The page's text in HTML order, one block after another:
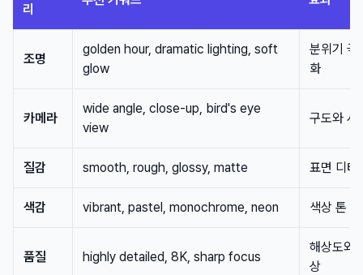
리
조명
golden hour, dramatic lighting, soft
glow
분위기 극
화
카메라
wide angle, close-up, bird's eye
view
구도와 시
질감 smooth, rough, glossy, matte 표면 디테
색감 vibrant, pastel, monochrome, neon 색상 톤
품질 highly detailed, 8K, sharp focus
해상도와
상